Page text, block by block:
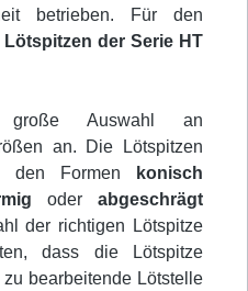
betrieben. Für den
Lötspitzen der Serie HT
Auswahl an
an. Die Lötspitzen
den Formen
konisch
oder abgeschrägt
der richtigen Lötspitze
dass die Lötspitze
bearbeitende Lötstelle